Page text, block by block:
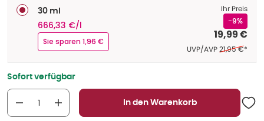
30 ml
666,33 €/l
Sie sparen 1,96 €
Ihr Preis
-9%
19,99 €
UVP/AVPEhemaliger
21,95 €*
Sofort verfügbar
In den Warenkorb